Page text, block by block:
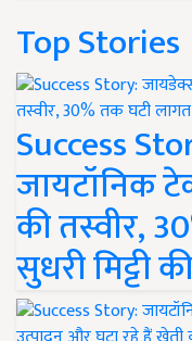
Top Stories
Success
जायटॉनिक
की तस्वीर,
सुधरी मिट्टी